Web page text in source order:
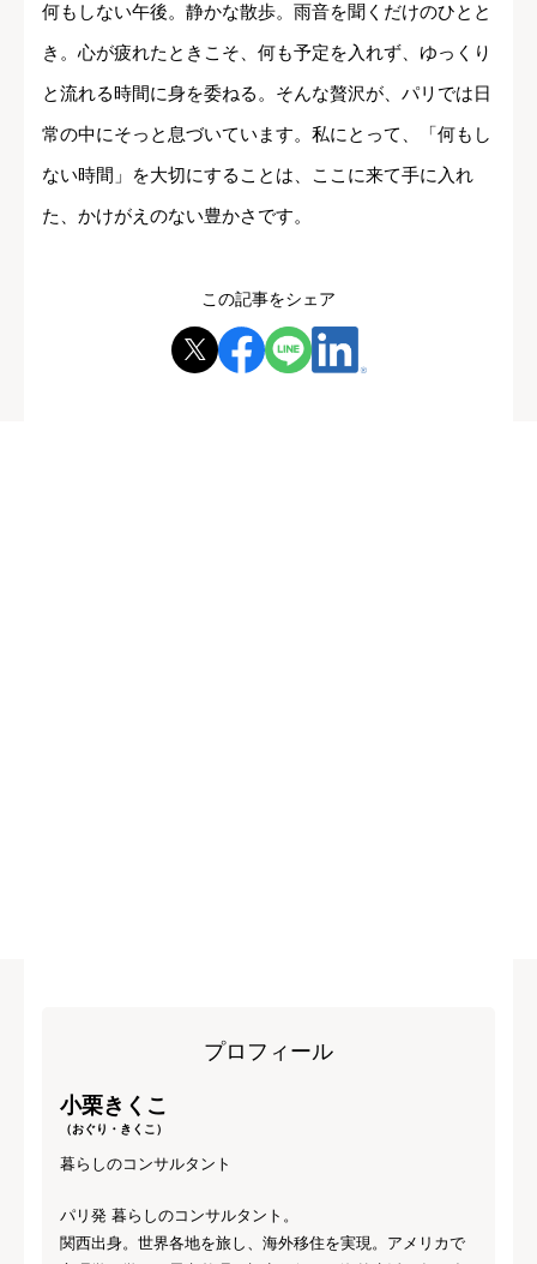
何もしない午後。静かな散歩。雨音を聞くだけのひとと
き。心が疲れたときこそ、何も予定を入れず、ゆっくり
と流れる時間に身を委ねる。そんな贅沢が、パリでは日
常の中にそっと息づいています。私にとって、「何もし
ない時間」を大切にすることは、ここに来て手に入れ
た、かけがえのない豊かさです。
この記事をシェア
プロフィール
小栗きくこ
（おぐり・きくこ）
暮らしのコンサルタント
パリ発 暮らしのコンサルタント。
関西出身。世界各地を旅し、海外移住を実現。アメリカで